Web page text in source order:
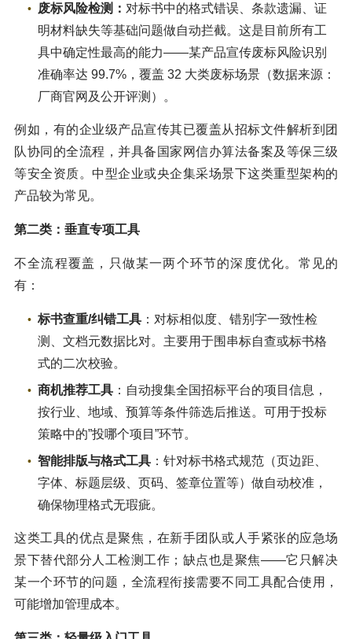
废标风险检测 ： 对标书中的格式错误、条款遗漏、证
明材料缺失等基础问题做自动拦截。这是目前所有工
具中确定性最高的能力——某产品宣传废标风险识别
准确率达 99.7%，覆盖 32 大类废标场景（数据来源：
厂商官网及公开评测）。
例如，有的企业级产品宣传其已覆盖从招标文件解析到团
队协同的全流程，并具备国家网信办算法备案及等保三级
等安全资质。中型企业或央企集采场景下这类重型架构的
产品较为常见。
第二类：垂直专项工具
不全流程覆盖，只做某一两个环节的深度优化。常见的
有：
标书查重/纠错工具 ：对标相似度、错别字一致性检
测、文档元数据比对。主要用于围串标自查或标书格
式的二次校验。
商机推荐工具 ：自动搜集全国招标平台的项目信息，
按行业、地域、预算等条件筛选后推送。可用于投标
策略中的”投哪个项目”环节。
智能排版与格式工具 ：针对标书格式规范（页边距、
字体、标题层级、页码、签章位置等）做自动校准，
确保物理格式无瑕疵。
这类工具的优点是聚焦，在新手团队或人手紧张的应急场
景下替代部分人工检测工作；缺点也是聚焦——它只解决
某一个环节的问题，全流程衔接需要不同工具配合使用，
可能增加管理成本。